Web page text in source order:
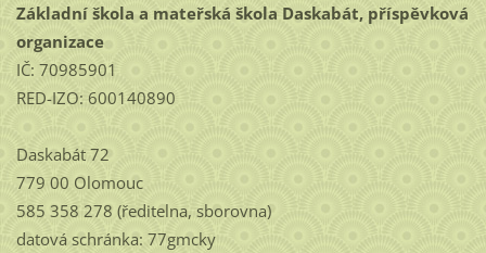
Základní škola a mateřská škola Daskabát, příspěvková
organizace
IČ: 70985901
RED-IZO: 600140890
Daskabát 72
779 00 Olomouc
585 358 278 (ředitelna, sborovna)
datová schránka: 77gmcky